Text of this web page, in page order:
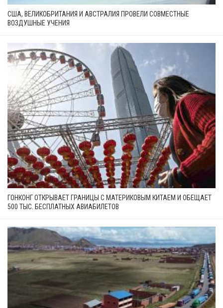
США, ВЕЛИКОБРИТАНИЯ И АВСТРАЛИЯ ПРОВЕЛИ СОВМЕСТНЫЕ
ВОЗДУШНЫЕ УЧЕНИЯ
ГОНКОНГ ОТКРЫВАЕТ ГРАНИЦЫ С МАТЕРИКОВЫМ КИТАЕМ И ОБЕЩАЕТ
500 ТЫС. БЕСПЛАТНЫХ АВИАБИЛЕТОВ